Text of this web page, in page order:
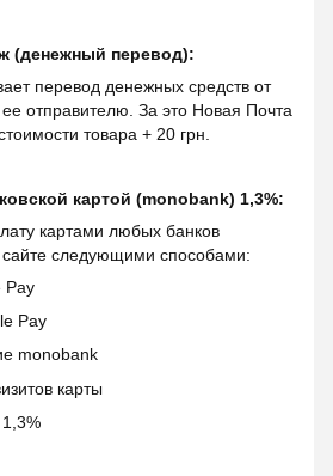
(денежный перевод):
перевод денежных средств от
отправителю. За это Новая Почта
товара + 20 грн.
картой (monobank) 1,3%:
картами любых банков
сайте следующими способами:
Pay
Pay
monobank
карты